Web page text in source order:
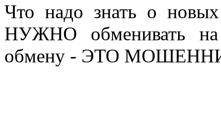
Что надо знать о
НУЖНО обменивать
обмену - ЭТО